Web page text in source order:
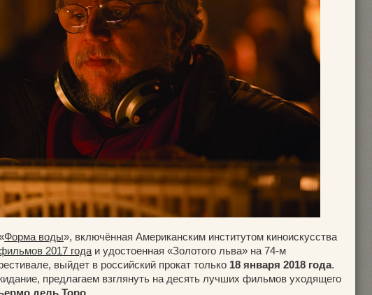
Форма воды», включённая Американским институтом киноискусства
2017 года и удостоенная «Золотого льва» на 74-м
выйдет в российский прокат только 18 января 2018 года.
предлагаем взглянуть на десять лучших фильмов уходящего